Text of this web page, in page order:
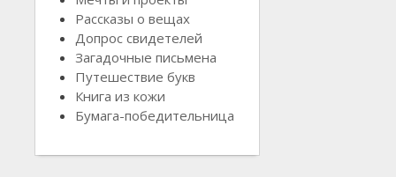
Рассказы о вещах
Допрос свидетелей
Загадочные письмена
Путешествие букв
Книга из кожи
Бумага-победительница